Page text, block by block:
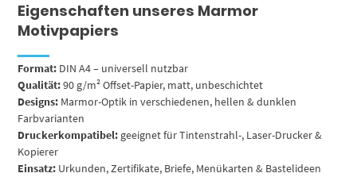
Eigenschaften unseres Marmor
Motivpapiers
Format: DIN A4 – universell nutzbar
Qualität:90 g/m² Offset-Papier, matt, unbeschichtet
Designs: Marmor-Optik in verschiedenen, hellen & dunklen
Farbvarianten
Druckerkompatibel: geeignet für Tintenstrahl-, Laser-Drucker &
Kopierer
Einsatz: Urkunden, Zertifikate, Briefe, Menükarten & Bastelideen